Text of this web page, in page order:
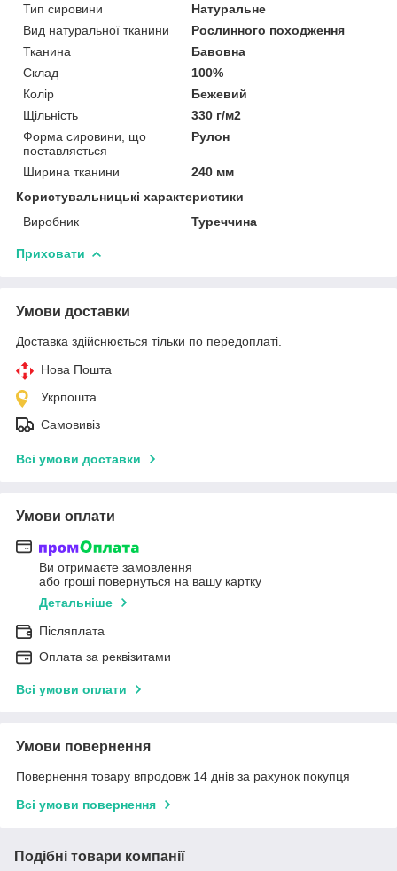
Тип сировини
Натуральне
Вид натуральної тканини
Рослинного походження
Тканина
Бавовна
Склад
100%
Колір
Бежевий
Щільність
330 г/м2
Форма сировини, що
поставляється
Рулон
Ширина тканини
240 мм
Користувальницькі характеристики
Виробник
Туреччина
Приховати
Умови доставки
Доставка здійснюється тільки по передоплаті.
Нова Пошта
Укрпошта
Самовивіз
Всі умови доставки
Умови оплати
Ви отримаєте замовлення
або гроші повернуться на вашу картку
Детальніше
Післяплата
Оплата за реквізитами
Всі умови оплати
Умови повернення
Повернення товару впродовж 14 днів за рахунок покупця
Всі умови повернення
Подібні товари компанії